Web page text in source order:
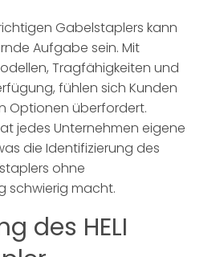
Gabelstaplers kann
Aufgabe sein. Mit
Tragfähigkeiten und
fühlen sich Kunden
Optionen überfordert.
jedes Unternehmen eigene
die Identifizierung des
ohne
schwierig macht.
des HELI